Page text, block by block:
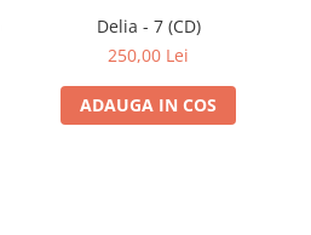
Delia - 7 (CD)
250,00 Lei
ADAUGA IN COS